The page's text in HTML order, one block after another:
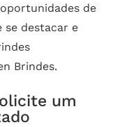
de
se destacar e
Brindes.
um